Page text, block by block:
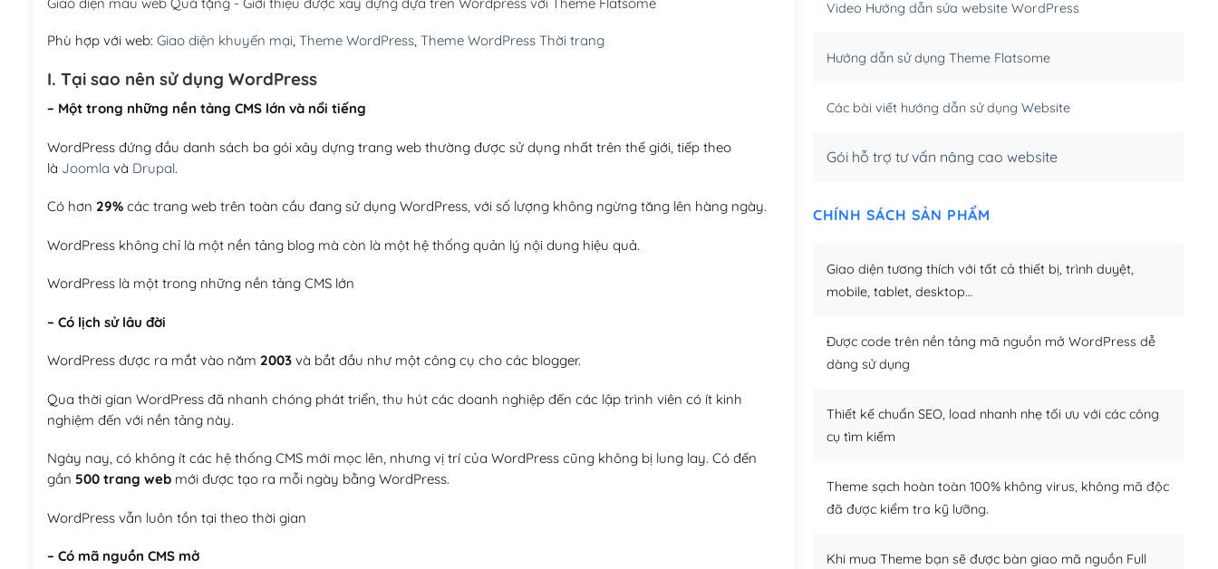
(+950,000₫)
Giao diện mẫu web Quà tặng - Giới thiệu được xây dựng dựa trên Wordpress với Theme Flatsome
Phù hợp với web: Giao diện khuyến mại, Theme WordPress, Theme WordPress Thời trang
I. Tại sao nên sử dụng WordPress
– Một trong những nền tảng CMS lớn và nổi tiếng
WordPress đứng đầu danh sách ba gói xây dựng trang web thường được sử dụng nhất trên thế giới, tiếp theo
là Joomla và Drupal.
Có hơn 29%các trang web trên toàn cầu đang sử dụng WordPress, với số lượng không ngừng tăng lên hàng ngày.
WordPress không chỉ là một nền tảng blog mà còn là một hệ thống quản lý nội dung hiệu quả.
WordPress là một trong những nền tảng CMS lớn
– Có lịch sử lâu đời
WordPress được ra mắt vào năm 2003và bắt đầu như một công cụ cho các blogger.
Qua thời gian WordPress đã nhanh chóng phát triển, thu hút các doanh nghiệp đến các lập trình viên có ít kinh
nghiệm đến với nền tảng này.
Ngày nay, có không ít các hệ thống CMS mới mọc lên, nhưng vị trí của WordPress cũng không bị lung lay. Có đến
gần 500 trang webmới được tạo ra mỗi ngày bằng WordPress.
WordPress vẫn luôn tồn tại theo thời gian
– Có mã nguồn CMS mở
Video Hướng dẫn sửa website WordPress
Hướng dẫn sử dụng Theme Flatsome
Các bài viết hướng dẫn sử dụng Website
Gói hỗ trợ tư vấn nâng cao website
CHÍNH SÁCH SẢN PHẨM
Giao diện tương thích với tất cả thiết bị, trình duyệt,
mobile, tablet, desktop…
Được code trên nền tảng mã nguồn mở WordPress dễ
dàng sử dụng
Thiết kế chuẩn SEO, load nhanh nhẹ tối ưu với các công
cụ tìm kiếm
Theme sạch hoàn toàn 100% không virus, không mã độc
đã được kiểm tra kỹ lưỡng.
Khi mua Theme bạn sẽ được bàn giao mã nguồn Full